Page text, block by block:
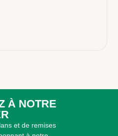
À NOTRE
et de remises